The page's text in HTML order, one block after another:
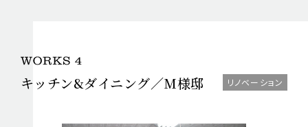
キッチン&ダイニング／M様邸 リノベーション